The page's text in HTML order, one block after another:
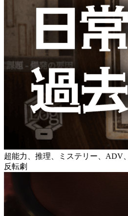
超能力、推理、ミステリー、ADV
反転劇